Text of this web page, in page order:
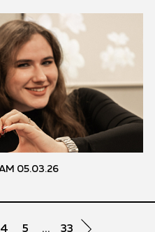
05.03.26
4 5 ... 33